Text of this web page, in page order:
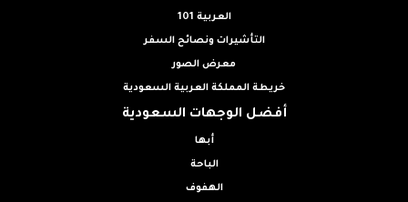
العربية 101
التأشيرات ونصائح السفر
معرض الصور
خريطة المملكة العربية السعودية
أفضل الوجهات السعودية
أبها
الباحة
الهفوف